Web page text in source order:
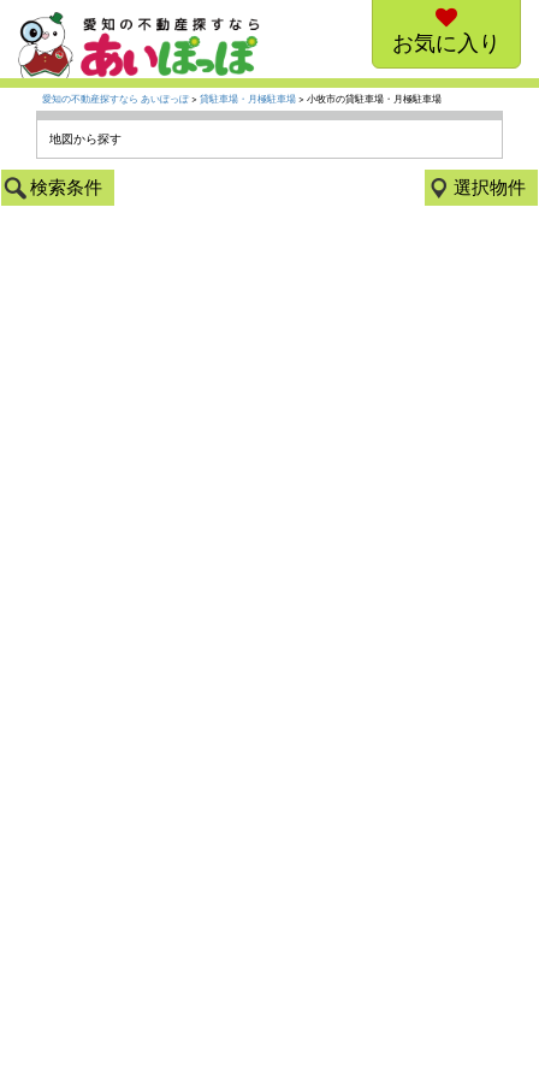
お気に入り
愛知の不動産探すなら あいぽっぽ> 貸駐車場・月極駐車場 > 小牧市の貸駐車場・月極駐車場
地図から探す
検索条件 選択物件